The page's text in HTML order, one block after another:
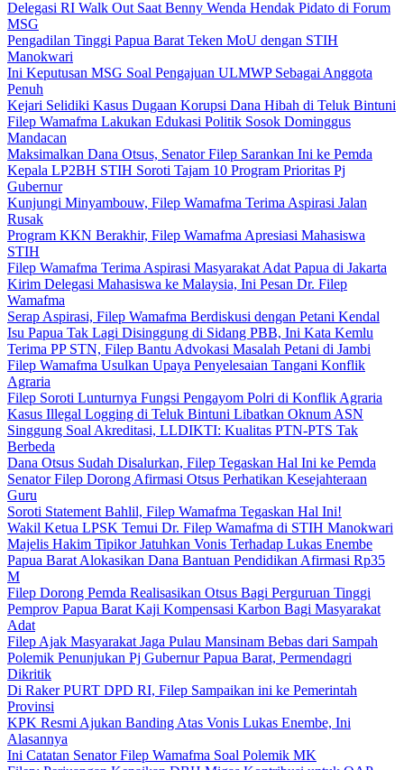
Delegasi RI Walk Out Saat Benny Wenda Hendak Pidato di Forum
MSG
Pengadilan Tinggi Papua Barat Teken MoU dengan STIH
Manokwari
Ini Keputusan MSG Soal Pengajuan ULMWP Sebagai Anggota
Penuh
Kejari Selidiki Kasus Dugaan Korupsi Dana Hibah di Teluk Bintuni
Filep Wamafma Lakukan Edukasi Politik Sosok Dominggus
Mandacan
Maksimalkan Dana Otsus, Senator Filep Sarankan Ini ke Pemda
Kepala LP2BH STIH Soroti Tajam 10 Program Prioritas Pj
Gubernur
Kunjungi Minyambouw, Filep Wamafma Terima Aspirasi Jalan
Rusak
Program KKN Berakhir, Filep Wamafma Apresiasi Mahasiswa
STIH
Filep Wamafma Terima Aspirasi Masyarakat Adat Papua di Jakarta
Kirim Delegasi Mahasiswa ke Malaysia, Ini Pesan Dr. Filep
Wamafma
Serap Aspirasi, Filep Wamafma Berdiskusi dengan Petani Kendal
Isu Papua Tak Lagi Disinggung di Sidang PBB, Ini Kata Kemlu
Terima PP STN, Filep Bantu Advokasi Masalah Petani di Jambi
Filep Wamafma Usulkan Upaya Penyelesaian Tangani Konflik
Agraria
Filep Soroti Lunturnya Fungsi Pengayom Polri di Konflik Agraria
Kasus Illegal Logging di Teluk Bintuni Libatkan Oknum ASN
Singgung Soal Akreditasi, LLDIKTI: Kualitas PTN-PTS Tak
Berbeda
Dana Otsus Sudah Disalurkan, Filep Tegaskan Hal Ini ke Pemda
Senator Filep Dorong Afirmasi Otsus Perhatikan Kesejahteraan
Guru
Soroti Statement Bahlil, Filep Wamafma Tegaskan Hal Ini!
Wakil Ketua LPSK Temui Dr. Filep Wamafma di STIH Manokwari
Majelis Hakim Tipikor Jatuhkan Vonis Terhadap Lukas Enembe
Papua Barat Alokasikan Dana Bantuan Pendidikan Afirmasi Rp35
M
Filep Dorong Pemda Realisasikan Otsus Bagi Perguruan Tinggi
Pemprov Papua Barat Kaji Kompensasi Karbon Bagi Masyarakat
Adat
Filep Ajak Masyarakat Jaga Pulau Mansinam Bebas dari Sampah
Polemik Penunjukan Pj Gubernur Papua Barat, Permendagri
Dikritik
Di Raker PURT DPD RI, Filep Sampaikan ini ke Pemerintah
Provinsi
KPK Resmi Ajukan Banding Atas Vonis Lukas Enembe, Ini
Alasannya
Ini Catatan Senator Filep Wamafma Soal Polemik MK